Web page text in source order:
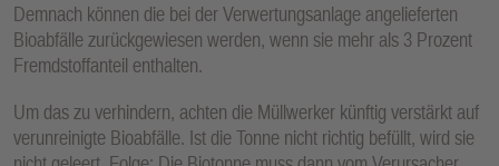
Demnach können die bei der Verwertungsanlage angelieferten
Bioabfälle zurückgewiesen werden, wenn sie mehr als 3 Prozent
Fremdstoffanteil enthalten.
Um das zu verhindern, achten die Müllwerker künftig verstärkt auf
verunreinigte Bioabfälle. Ist die Tonne nicht richtig befüllt, wird sie